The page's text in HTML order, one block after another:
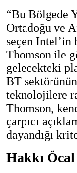
“Bu Bölgede
Ortadoğu ve
seçen Intel’in
Thomson ile
gelecekteki
BT
teknolojilere
Thomson,
çarpıcı
dayandığı
Hakkı Öcal